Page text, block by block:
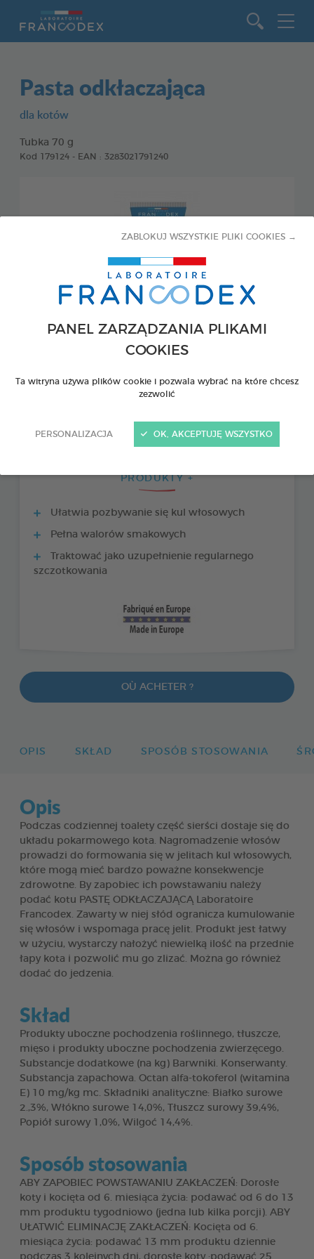
PANEL ZARZĄDZANIA PLIKAMI
COOKIES
Ta witryna używa plików cookie i pozwala wybrać na które chcesz
zezwolić
PERSONALIZACJA
ZABLOKUJ WSZYSTKIE PLIKI COOKIES →
OK, AKCEPTUJĘ WSZYSTKO
Pasta odkłaczająca
dla kotów
Tubka 70 g
Kod 179124 - EAN : 3283021791240
PRODUKTY +
Ułatwia pozbywanie się kul włosowych
Pełna walorów smakowych
Traktować jako uzupełnienie regularnego
szczotkowania
OÙ ACHETER ?
OPIS SKŁAD SPOSÓB STOSOWANIA
Opis
Podczas codziennej toalety część sierści dostaje się do
układu pokarmowego kota. Nagromadzenie włosów
prowadzi do formowania się w jelitach kul włosowych,
które mogą mieć bardzo poważne konsekwencje
zdrowotne. By zapobiec ich powstawaniu należy
podać kotu PASTĘ ODKŁACZAJĄCĄ Laboratoire
Francodex. Zawarty w niej słód ogranicza kumulowanie
się włosów i wspomaga pracę jelit. Produkt jest łatwy
w użyciu, wystarczy nałożyć niewielką ilość na przednie
łapy kota i pozwolić mu go zlizać. Można go również
dodać do jedzenia.
Skład
Produkty uboczne pochodzenia roślinnego, tłuszcze,
mięso i produkty uboczne pochodzenia zwierzęcego.
Substancje dodatkowe (na kg) Barwniki. Konserwanty.
Substancja zapachowa. Octan alfa-tokoferol (witamina
E) 10 mg/kg mc. Składniki analityczne: Białko surowe
2.,3%, Włókno surowe 14,0%, Tłuszcz surowy 39,4%,
Popiół surowy 1,0%, Wilgoć 14,4%.
Sposób stosowania
ABY ZAPOBIEC POWSTAWANIU ZAKŁACZEŃ: Dorosłe
koty i kocięta od 6. miesiąca życia: podawać od 6 do 13
mm produktu tygodniowo (jedna lub kilka porcji). ABY
UŁATWIĆ ELIMINACJĘ ZAKŁACZEŃ: Kocięta od 6.
miesiąca życia: podawać 13 mm produktu dziennie
podczas 3 kolejnych dni, dorosłe koty :podawać 25